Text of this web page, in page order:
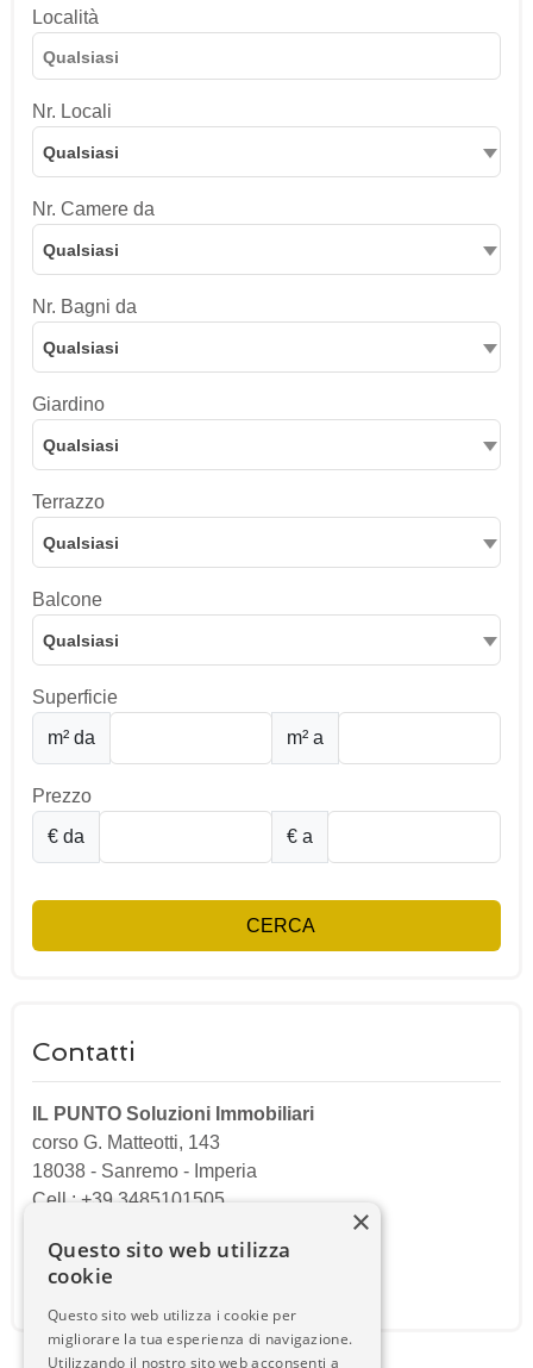
Località
Nr. Locali
Qualsiasi
Nr. Camere da
Qualsiasi
Nr. Bagni da
Qualsiasi
Giardino
Qualsiasi
Terrazzo
Qualsiasi
Balcone
Qualsiasi
Superficie
m² da
m² a
Prezzo
€ da
€ a
CERCA
Contatti
IL PUNTO Soluzioni Immobiliari
corso G. Matteotti, 143
18038 - Sanremo - Imperia
Cell.: +39 3485101505
Email:ilpuntosanremo@gmail.com
×
Questo sito web utilizza
cookie
Questo sito web utilizza i cookie per
migliorare la tua esperienza di navigazione.
Utilizzando il nostro sito web acconsenti a